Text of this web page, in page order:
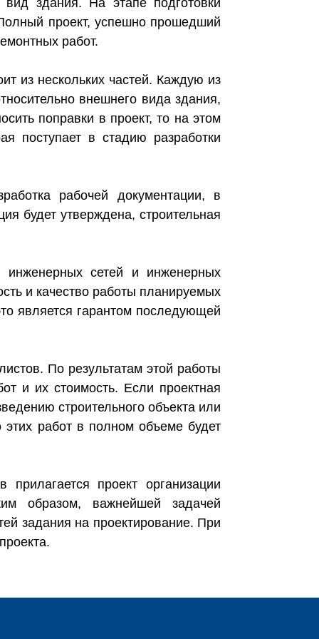
здания. На этапе подготовки
Полный проект, успешно прошедший
работ.
из нескольких частей. Каждую из
внешнего вида здания,
поправки в проект, то на этом
поступает в стадию разработки
рабочей документации, в
будет утверждена, строительная
инженерных сетей и инженерных
и качество работы планируемых
является гарантом последующей
По результатам этой работы
и их стоимость. Если проектная
строительного объекта или
работ в полном объеме будет
проект организации
образом, важнейшей задачей
задания на проектирование. При